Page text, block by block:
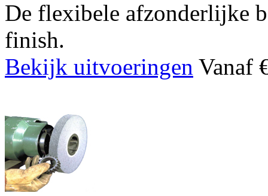
De flexibele afzonderlijke
finish.
Bekijk uitvoeringen Vanaf